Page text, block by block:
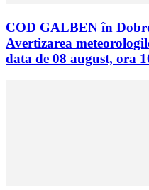
COD GALBEN în
Avertizarea
data de 08 august, ora